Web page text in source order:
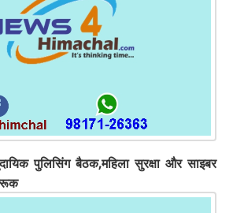
पुलिसिंग बैठक,महिला सुरक्षा और साइबर